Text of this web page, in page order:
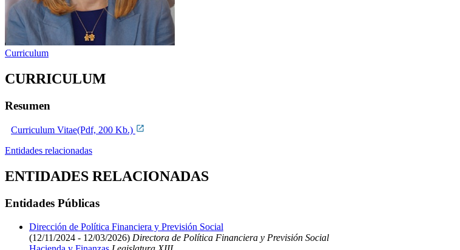
Curriculum
CURRICULUM
Resumen
Curriculum Vitae(Pdf, 200 Kb.)
Entidades relacionadas
ENTIDADES RELACIONADAS
Entidades Públicas
Dirección de Política Financiera y Previsión Social
(12/11/2024 - 12/03/2026) Directora de Política Financiera y Previsión Social